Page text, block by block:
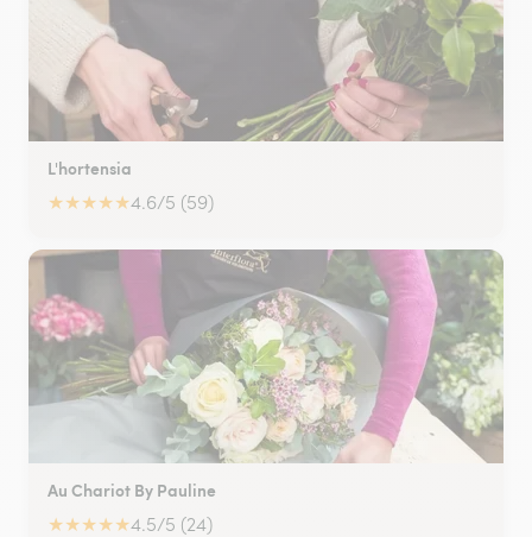
L'hortensia
★★★★★4.6/5 (59)
Au Chariot By Pauline
★★★★★4.5/5 (24)